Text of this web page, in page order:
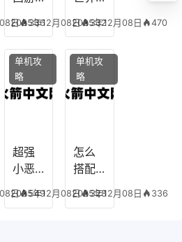
日 336
炼丹
炉攻
略，
梦幻
西游
炉攻
略图
2025年12月08日 332
全部
阵容
搭
配，
凹凸
阵容
搭配
2025年12月08日 470
日 549
超强
小恶
容搭
2025年12月08日 328
单机攻
略
怎么
搭配
专家
2025年12月08日 336
单机攻
略